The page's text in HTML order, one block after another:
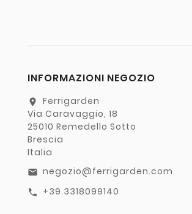
INFORMAZIONI NEGOZIO
location_on
Ferrigarden
Via Caravaggio, 18
25010 Remedello Sotto
Brescia
Italia
email negozio@ferrigarden.com
call +39.3318099140